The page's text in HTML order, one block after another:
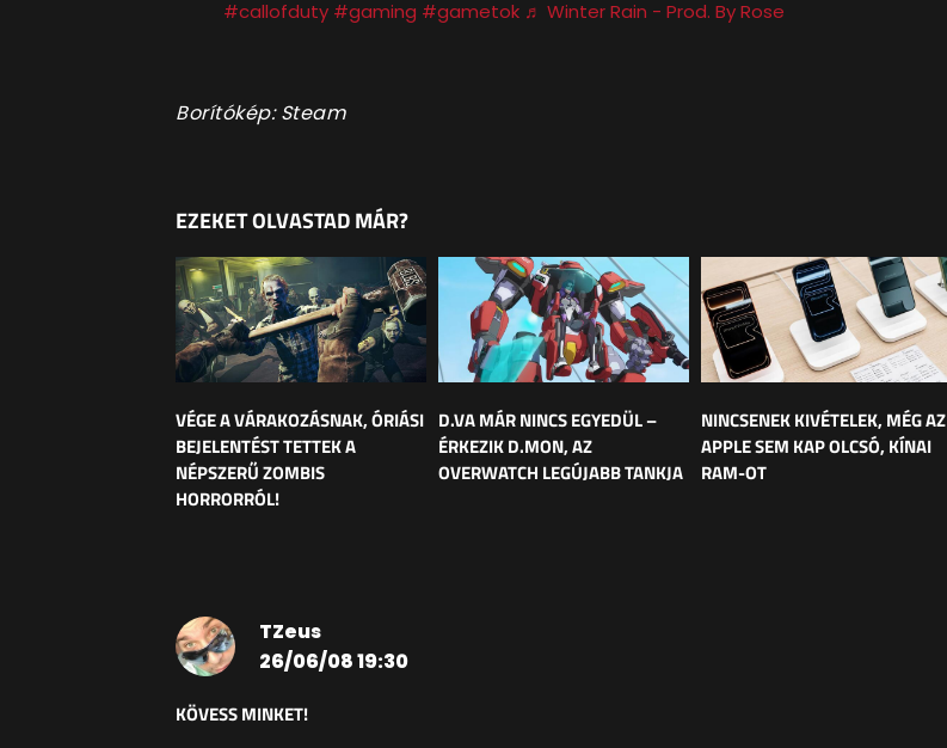
#callofduty #gaming #gametok ♬ Winter Rain - Prod. By Rose
Borítókép: Steam
EZEKET OLVASTAD MÁR?
VÉGE A VÁRAKOZÁSNAK, ÓRIÁSI
BEJELENTÉST TETTEK A
NÉPSZERŰ ZOMBIS
HORRORRÓL!
D.VA MÁR NINCS EGYEDÜL –
ÉRKEZIK D.MON, AZ
OVERWATCH LEGÚJABB TANKJA
NINCSENEK KIVÉTELEK, MÉG AZ
APPLE SEM KAP OLCSÓ, KÍNAI
RAM-OT
TZeus
26/06/08 19:30
KÖVESS MINKET!